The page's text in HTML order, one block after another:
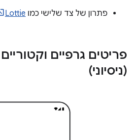
פתרון של צד שלישי כמו Lottie
פריטים גרפיים
(ניסיוני)